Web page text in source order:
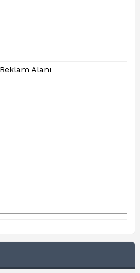
Reklam Alanı